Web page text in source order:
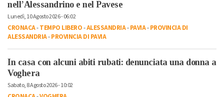
nell’Alessandrino e nel Pavese
Lunedì, 10 Agosto 2026 - 06:02
CRONACA-TEMPO LIBERO-ALESSANDRIA-PAVIA-PROVINCIA DI
ALESSANDRIA-PROVINCIA DI PAVIA
In casa con alcuni abiti rubati: denunciata una donna a
Voghera
Sabato, 8 Agosto 2026 - 10:02